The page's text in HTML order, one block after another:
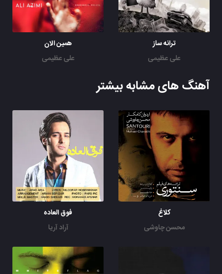
ترانه ساز
علی عظیمی
همین الان
علی عظیمی
آهنگ های مشابه بیشتر
کلاغ
محسن چاوشی
فوق العاده
آراد آریا